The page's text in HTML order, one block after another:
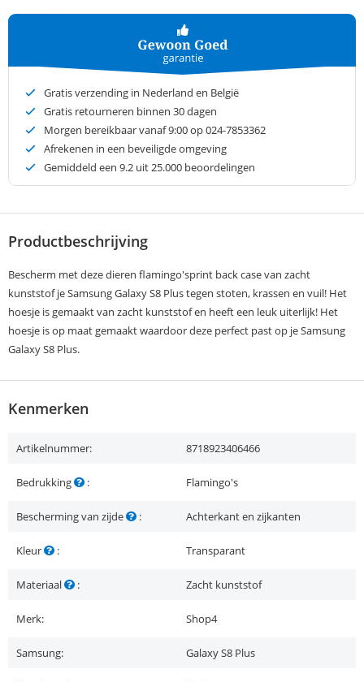
Gratis verzending in Nederland en België
Gratis retourneren binnen 30 dagen
Morgen bereikbaar vanaf 9:00 op 024-7853362
Afrekenen in een beveiligde omgeving
Gemiddeld een 9.2 uit 25.000 beoordelingen
Productbeschrijving
Bescherm met deze dieren flamingo'sprint back case van zacht
kunststof je Samsung Galaxy S8 Plus tegen stoten, krassen en vuil! Het
hoesje is gemaakt van zacht kunststof en heeft een leuk uiterlijk! Het
hoesje is op maat gemaakt waardoor deze perfect past op je Samsung
Galaxy S8 Plus.
Kenmerken
Artikelnummer: 8718923406466
Bedrukking : Flamingo's
Bescherming van zijde : Achterkant en zijkanten
Kleur : Transparant
Materiaal : Zacht kunststof
Merk: Shop4
Samsung: Galaxy S8 Plus